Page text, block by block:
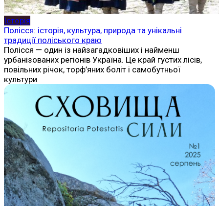
Історія
Полісся: історія, культура, природа та унікальні
традиції поліського краю
Полісся — один із найзагадковіших і найменш
урбанізованих регіонів Україна. Це край густих лісів,
повільних річок, торф’яних боліт і самобутньої
культури